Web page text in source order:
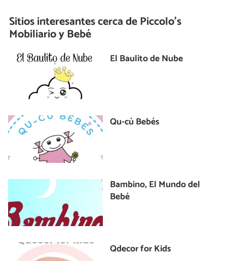
Sitios interesantes cerca dePiccolo's
Mobiliario y Bebé
El Baulito de Nube
Qu-cú Bebés
Bambino, El Mundo del
Bebé
Qdecor for Kids